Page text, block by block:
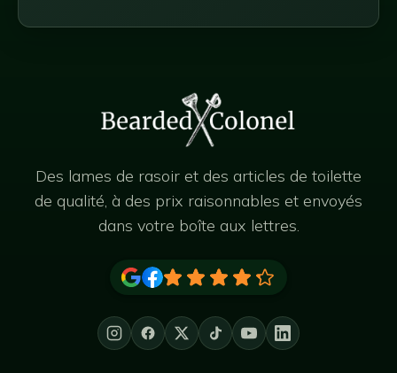
Des lames de rasoir et des articles de toilette
de qualité, à des prix raisonnables et envoyés
dans votre boîte aux lettres.